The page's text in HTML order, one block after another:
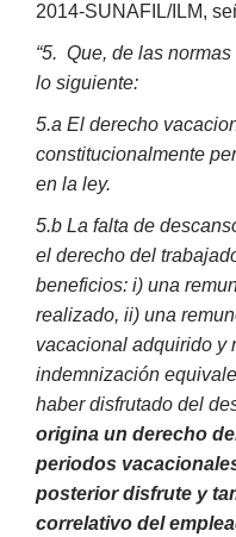
2014-SUNAFIL/ILM,
“5. Que, de las
lo siguiente:
5.a El derecho
constitucionalmente
en la ley.
5.b La falta de
el derecho del
beneficios: i) una
realizado, ii) una
vacacional adquirido y
indemnización
haber disfrutado del
origina un derecho
periodos
posterior disfrute y
correlativo del